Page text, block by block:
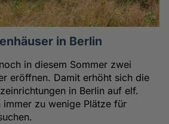
in Berlin
in diesem Sommer zwei
eröffnen. Damit erhöht sich die
in Berlin auf elf.
zu wenige Plätze für